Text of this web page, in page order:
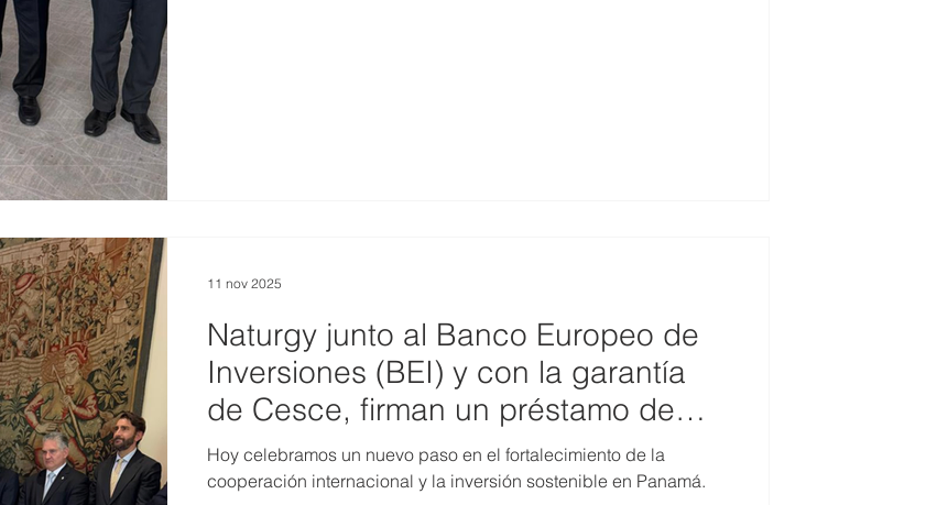
Naturgy junto al Banco Europeo de
Inversiones (BEI) y con la garantía
de Cesce, firman un préstamo de
$300 millones para modernizar y
ampliar las redes eléctricas de
Hoy celebramos un nuevo paso en el fortalecimiento de la
cooperación internacional y la inversión sostenible en Panamá.
11 nov 2025